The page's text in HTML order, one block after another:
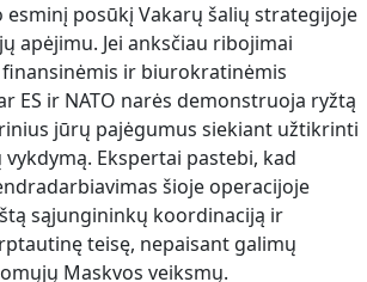
esminį posūkį Vakarų šalių strategijoje
apėjimu. Jei anksčiau ribojimai
ir biurokratinėmis
ES ir NATO narės demonstruoja ryžtą
jūrų pajėgumus siekiant užtikrinti
Ekspertai pastebi, kad
šioje operacijoje
sąjungininkų koordinaciją ir
teisę, nepaisant galimų
Maskvos veiksmų.